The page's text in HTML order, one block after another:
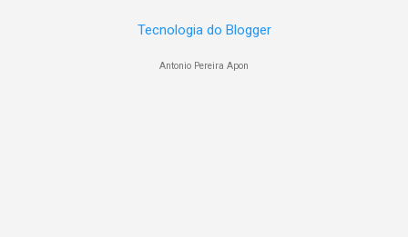
Tecnologia do Blogger
Antonio Pereira Apon